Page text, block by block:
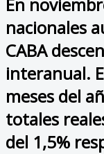
nacionales
CABA
interanual.
meses del
totales
del 1,5%